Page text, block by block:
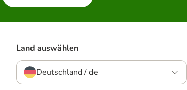
Land auswählen
Deutschland / de